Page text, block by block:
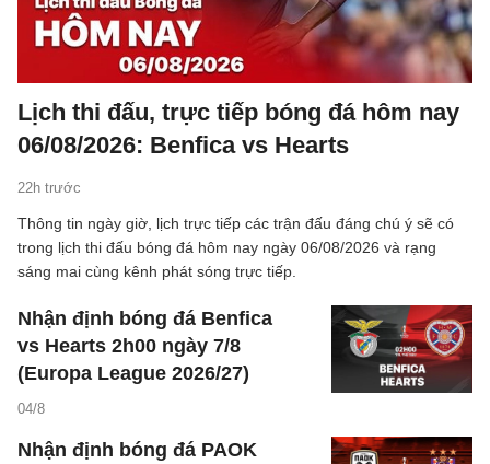
Lịch thi đấu, trực tiếp bóng đá hôm nay
06/08/2026: Benfica vs Hearts
22h trước
Thông tin ngày giờ, lịch trực tiếp các trận đấu đáng chú ý sẽ có
trong lịch thi đấu bóng đá hôm nay ngày 06/08/2026 và rạng
sáng mai cùng kênh phát sóng trực tiếp.
Nhận định bóng đá Benfica
vs Hearts 2h00 ngày 7/8
(Europa League 2026/27)
04/8
Nhận định bóng đá PAOK